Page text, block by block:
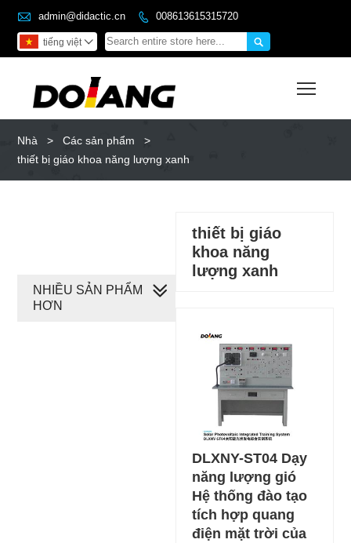
 admin@didactic.cn  008613615315720

tiếng việt 
Nhà > Các sản phẩm
>
thiết bị giáo khoa năng lượng xanh
thiết bị giáo
khoa năng
lượng xanh
DLXNY-ST04 Dạy
năng lượng gió
Hệ thống đào tạo
tích hợp quang
điện mặt trời của
NHIỀU SẢN PHẨM
HƠN